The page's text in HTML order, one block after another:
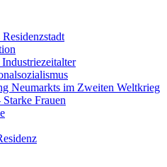
Neumarkts im Zweiten Weltkrieg
Starke Frauen